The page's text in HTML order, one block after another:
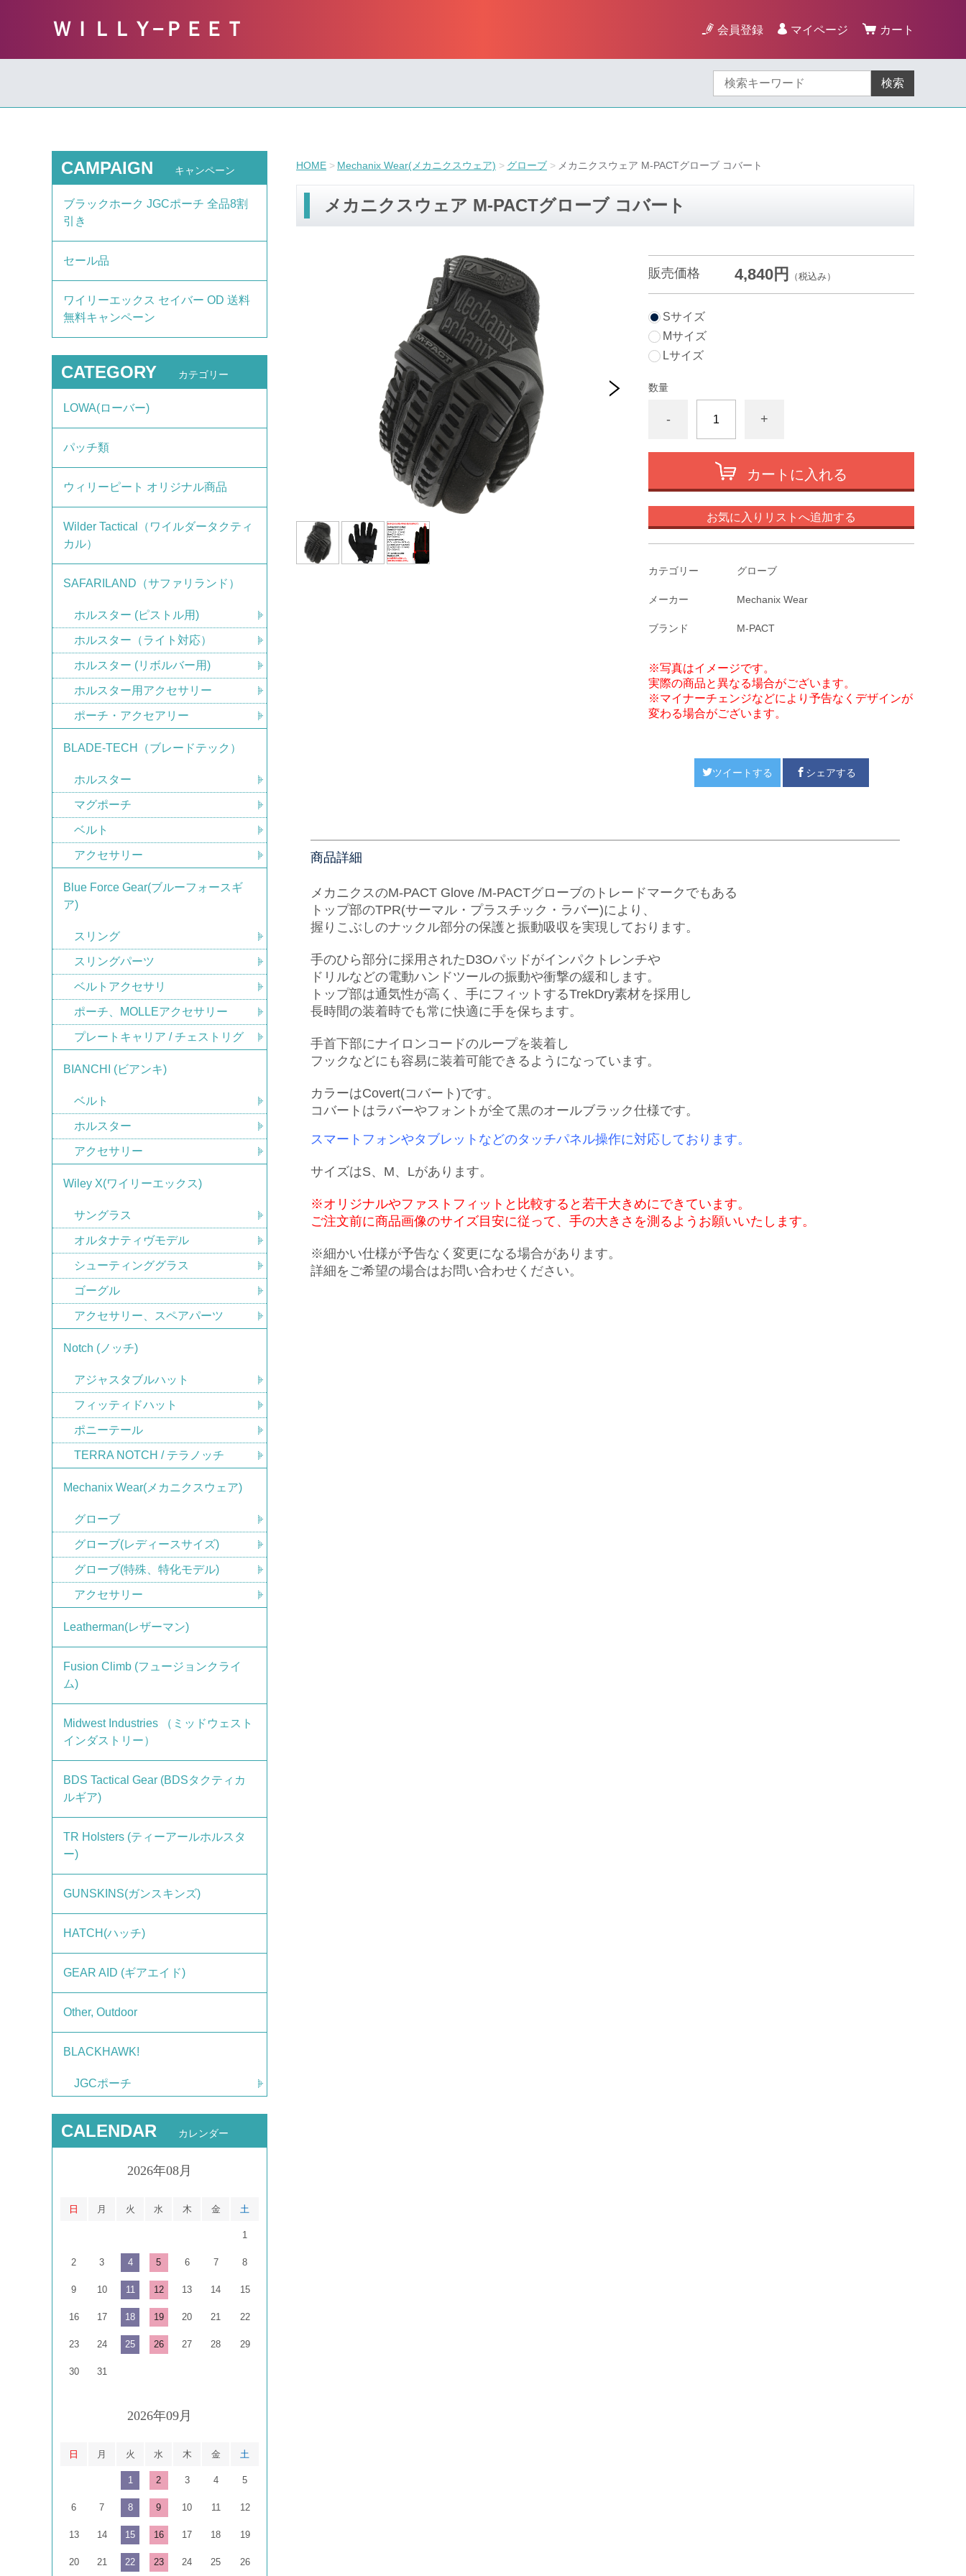
ＷＩＬＬＹ−ＰＥＥＴ 会員登録 マイページ カート
検索
HOME Mechanix Wear(メカニクスウェア) グローブ メカニクスウェア M-PACTグローブ コバート
メカニクスウェア M-PACTグローブ コバート
販売価格 4,840円 （税込み）
Sサイズ
Mサイズ
Lサイズ
数量
- +
カートに入れる
お気に入りリストへ追加する
カテゴリー グローブ
メーカー Mechanix Wear
ブランド M-PACT
※写真はイメージです。
実際の商品と異なる場合がございます。
※マイナーチェンジなどにより予告なくデザインが
変わる場合がございます。
ツイートする シェアする
商品詳細
メカニクスのM-PACT Glove /M-PACTグローブのトレードマークでもある
トップ部のTPR(サーマル・プラスチック・ラバー)により、
握りこぶしのナックル部分の保護と振動吸収を実現しております。
手のひら部分に採用されたD3Oパッドがインパクトレンチや
ドリルなどの電動ハンドツールの振動や衝撃の緩和します。
トップ部は通気性が高く、手にフィットするTrekDry素材を採用し
長時間の装着時でも常に快適に手を保ちます。
手首下部にナイロンコードのループを装着し
フックなどにも容易に装着可能できるようになっています。
カラーはCovert(コバート)です。
コバートはラバーやフォントが全て黒のオールブラック仕様です。
スマートフォンやタブレットなどのタッチパネル操作に対応しております。
サイズはS、M、Lがあります。
※オリジナルやファストフィット と比較すると若干大きめにできています。
ご注文前に商品画像のサイズ目安に従って、手の大きさを測るようお願いいたします。
※細かい仕様が予告なく変更になる場合があります。
詳細をご希望の場合はお問い合わせください。
CAMPAIGN キャンペーン
ブラックホーク JGCポーチ 全品8割
引き
セール品
ワイリーエックス セイバー OD 送料
無料キャンペーン
CATEGORY カテゴリー
LOWA(ローバー)
パッチ類
ウィリーピート オリジナル商品
Wilder Tactical（ワイルダータクティ
カル）
SAFARILAND（サファリランド）
ホルスター (ピストル用)
ホルスター（ライト対応）
ホルスター (リボルバー用)
ホルスター用アクセサリー
ポーチ・アクセアリー
BLADE-TECH（ブレードテック）
ホルスター
マグポーチ
ベルト
アクセサリー
Blue Force Gear(ブルーフォースギ
ア)
スリング
スリングパーツ
ベルトアクセサリ
ポーチ、MOLLEアクセサリー
プレートキャリア / チェストリグ
BIANCHI (ビアンキ)
ベルト
ホルスター
アクセサリー
Wiley X(ワイリーエックス)
サングラス
オルタナティヴモデル
シューティンググラス
ゴーグル
アクセサリー、スペアパーツ
Notch (ノッチ)
アジャスタブルハット
フィッティドハット
ポニーテール
TERRA NOTCH / テラノッチ
Mechanix Wear(メカニクスウェア)
グローブ
グローブ(レディースサイズ)
グローブ(特殊、特化モデル)
アクセサリー
Leatherman(レザーマン)
Fusion Climb (フュージョンクライ
ム)
Midwest Industries （ミッドウェスト
インダストリー）
BDS Tactical Gear (BDSタクティカ
ルギア)
TR Holsters (ティーアールホルスタ
ー)
GUNSKINS(ガンスキンズ)
HATCH(ハッチ)
GEAR AID (ギアエイド)
Other, Outdoor
BLACKHAWK!
JGCポーチ
CALENDAR カレンダー
2026年08月
日 月 火 水 木 金 土
1
2 3 4 5 6 7 8
9 10 11 12 13 14 15
16 17 18 19 20 21 22
23 24 25 26 27 28 29
30 31
2026年09月
日 月 火 水 木 金 土
1 2 3 4 5
6 7 8 9 10 11 12
13 14 15 16 17 18 19
20 21 22 23 24 25 26